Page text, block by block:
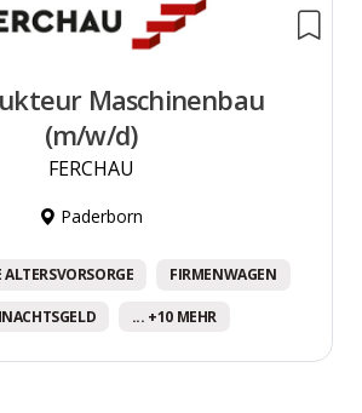
Maschinenbau
(m/w/d)
FERCHAU
Paderborn
FIRMENWAGEN
... +10 MEHR